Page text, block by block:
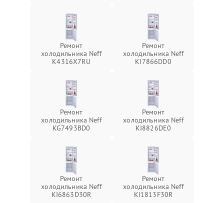
Ремонт
холодильника Neff
K4316X7RU
Ремонт
холодильника Neff
KI7866DD0
Ремонт
холодильника Neff
KG7493BD0
Ремонт
холодильника Neff
KI8826DE0
Ремонт
холодильника Neff
KI6863D30R
Ремонт
холодильника Neff
KI1813F30R